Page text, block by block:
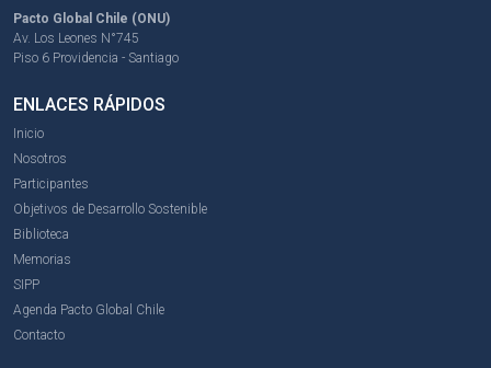
Pacto Global Chile (ONU)
Av. Los Leones N°745
Piso 6 Providencia - Santiago
ENLACES RÁPIDOS
Inicio
Nosotros
Participantes
Objetivos de Desarrollo Sostenible
Biblioteca
Memorias
SIPP
Agenda Pacto Global Chile
Contacto